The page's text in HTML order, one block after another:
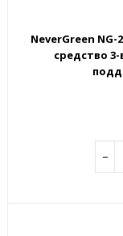
NeverGreen
средство
−